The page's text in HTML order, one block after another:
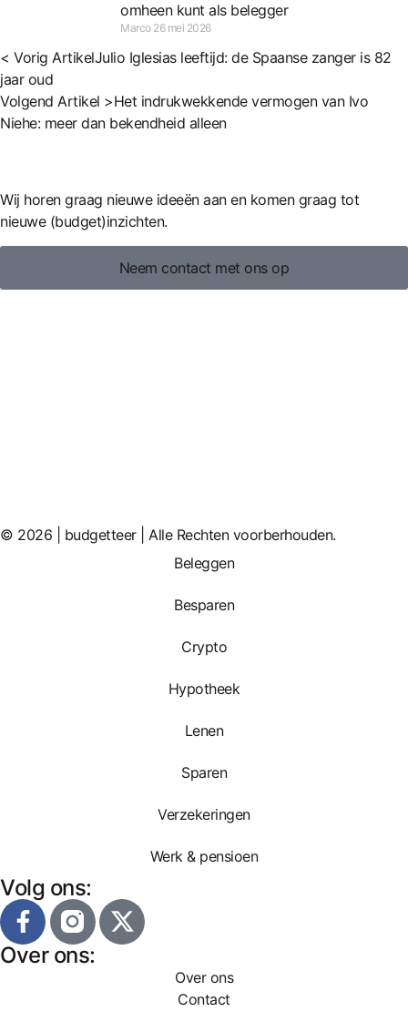
omheen kunt als belegger
Marco 26 mei 2026
< Vorig ArtikelJulio Iglesias leeftijd: de Spaanse zanger is 82
jaar oud
Volgend Artikel >Het indrukwekkende vermogen van Ivo
Niehe: meer dan bekendheid alleen
Wij horen graag nieuwe ideeën aan en komen graag tot
nieuwe (budget)inzichten.
Neem contact met ons op
© 2026 | budgetteer | Alle Rechten voorberhouden.
Beleggen
Besparen
Crypto
Hypotheek
Lenen
Sparen
Verzekeringen
Werk & pensioen
Volg ons:
Over ons:
Over ons
Contact